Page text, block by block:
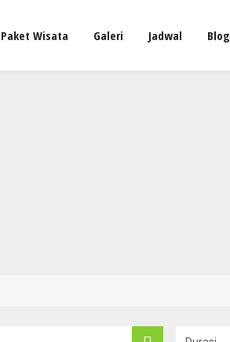
Paket Wisata Galeri Jadwal Blog